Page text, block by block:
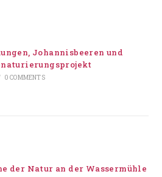
Johannisbeeren und
0 COMMENTS
der Natur an der Wassermühle